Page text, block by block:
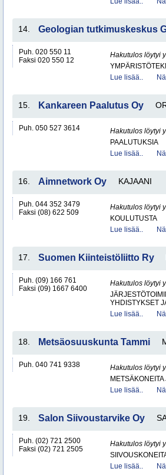
14. Geologian tutkimuskeskus
Puh. 020 550 11
Faksi 020 550 12
Hakutulos löytyi
Lue lisää..
15. Kankareen Paalutus Oy
Puh. 050 527 3614
Hakutulos löytyi
PAALUTUKSIA
Lue lisää..
16. Aimnetwork Oy KAJAANI
Puh. 044 352 3479
Faksi (08) 622 509
Hakutulos löytyi
KOULUTUSTA
Lue lisää..
17. Suomen Kiinteistöliitto Ry
Puh. (09) 166 761
Faksi (09) 1667 6400
Hakutulos löytyi
YHDISTYKSET
Lue lisää..
18. Metsäosuuskunta Tammi
Puh. 040 741 9338
Hakutulos löytyi
Lue lisää..
19. Salon Siivoustarvike Oy
Puh. (02) 721 2500
Faksi (02) 721 2505
Hakutulos löytyi
Lue lisää..